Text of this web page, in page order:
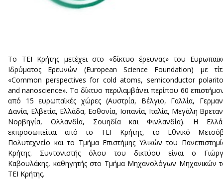
Το ΤΕΙ Κρήτης μετέχει στο «δίκτυο έρευνας» του
Ιδρύματος Ερευνών (European Science Foundation) με
«Common perspectives for cold atoms, semiconductor
and nanoscience». Το δίκτυο περιλαμβάνει περίπου 60
από 15 ευρωπαϊκές χώρες (Αυστρία, Βέλγιο, Γαλλία,
Δανία, Ελβετία, Ελλάδα, Εσθονία, Ισπανία, Ιταλία, Μεγάλη
Νορβηγία, Ολλανδία, Σουηδία και Φινλανδία). Η
εκπροσωπείται από το ΤΕΙ Κρήτης, το Εθνικό
Πολυτεχνείο και το Τμήμα Επιστήμης Υλικών του
Κρήτης. Συντονιστής όλου του δικτύου είναι ο
Καβουλάκης, καθηγητής στο Τμήμα Μηχανολόγων Μηχανικών
ΤΕΙ Κρήτης.